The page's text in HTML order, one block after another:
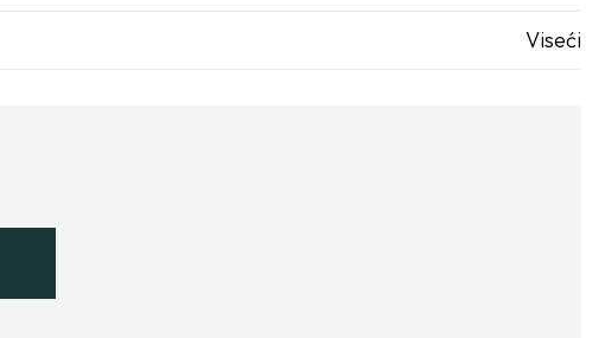
Viseći